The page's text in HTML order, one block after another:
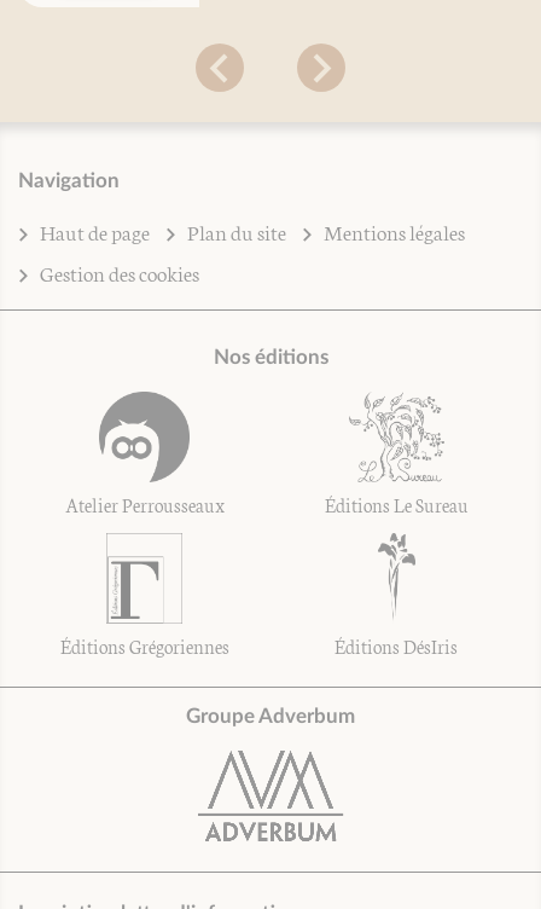
Navigation
Haut de page Plan du site
Mentions légales
Gestion des cookies
Nos éditions
Atelier Perrousseaux Éditions Le Sureau
Éditions Grégoriennes Éditions DésIris
Groupe Adverbum